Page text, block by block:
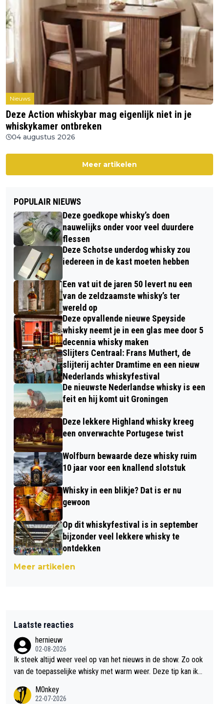
Nieuws
Deze Action whiskybar mag eigenlijk niet in je
whiskykamer ontbreken
04 augustus 2026
Meer artikelen
POPULAIR NIEUWS
Deze goedkope whisky’s doen
nauwelijks onder voor veel duurdere
flessen
Deze Schotse underdog whisky zou
iedereen in de kast moeten hebben
Een vat uit de jaren 50 levert nu een
van de zeldzaamste whisky’s ter
wereld op
Deze opvallende nieuwe Speyside
whisky neemt je in een glas mee door 5
decennia whisky maken
Slijters Centraal: Frans Muthert, de
slijterij achter Dramtime en een nieuw
Nederlands whiskyfestival
De nieuwste Nederlandse whisky is een
feit en hij komt uit Groningen
Deze lekkere Highland whisky kreeg
een onverwachte Portugese twist
Wolfburn bewaarde deze whisky ruim
10 jaar voor een knallend slotstuk
Whisky in een blikje? Dat is er nu
gewoon
Op dit whiskyfestival is in september
bijzonder veel lekkere whisky te
ontdekken
Meer artikelen
Laatste reacties
hernieuw
02-08-2026
Ik steek altijd weer veel op van het nieuws in de show. Zo ook
van de toepasselijke whisky met warm weer. Deze tip kan ik
M0nkey
22-07-2026